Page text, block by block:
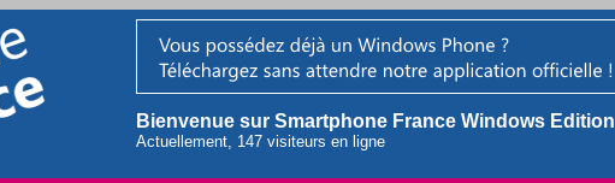
Bienvenue sur Smartphone France Windows Edition
Actuellement, 147 visiteurs en ligne